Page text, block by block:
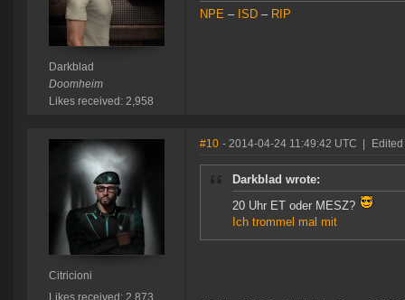
Darkblad
Doomheim
Likes received: 2,958
NPE – ISD – RIP
Citricioni
#10 - 2014-04-24 11:49:42 UTC
Darkblad wrote:
20 Uhr ET oder MESZ?
Ich trommel mal mit